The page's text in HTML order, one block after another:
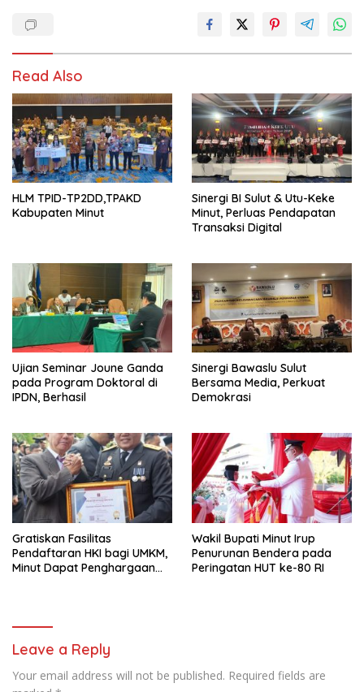
Read Also
HLM TPID-TP2DD,TPAKD
Kabupaten Minut
Sinergi BI Sulut & Utu-Keke
Minut, Perluas Pendapatan
Transaksi Digital
Ujian Seminar Joune Ganda
pada Program Doktoral di
IPDN, Berhasil
Sinergi Bawaslu Sulut
Bersama Media, Perkuat
Demokrasi
Gratiskan Fasilitas
Pendaftaran HKI bagi UMKM,
Minut Dapat Penghargaan
Wakil Bupati Minut Irup
Penurunan Bendera pada
Peringatan HUT ke-80 RI
Leave a Reply
Your email address will not be published. Required fields are